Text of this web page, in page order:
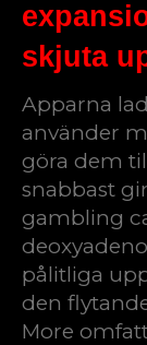
skjuta
Apparna
använder
göra dem
snabbast
gambling
pålitliga
den
More